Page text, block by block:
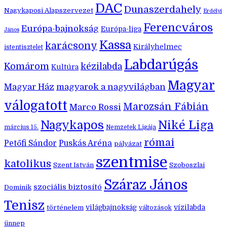
Nagykaposi Alapszervezet DACDunaszerdahely Erdélyi
János Európa-bajnokság Európa-liga Ferencváros
istentisztelet karácsony Kassa Királyhelmec
Komárom Kultúra kézilabda Labdarúgás
Magyar Ház magyarok a nagyvilágban Magyar
válogatott Marco Rossi Marozsán Fábián
március 15. Nagykapos Nemzetek Ligája Niké Liga
Petőfi Sándor Puskás Aréna pályázat római
katolikus Szent István szentmise Szoboszlai
Dominik szociális biztosító Száraz János
Tenisz történelem világbajnokság változások vízilabda
ünnep